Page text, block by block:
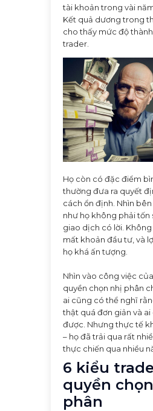
tài khoản trong vài
Kết quả dương trong
cho thấy mức độ
trader.
Họ còn có đặc điểm
thường đưa ra quyết
cách ổn định. Nhìn
như họ không phải tốn
giao dịch có lời.
mất khoản đầu tư, và
họ khá ấn tượng.
Nhìn vào công việc
quyền chọn nhị phân
ai cũng có thể nghĩ
thật quá đơn giản và
được. Nhưng thực tế
– họ đã trải qua rất
thực chiến qua nhiều
6 kiểu
quyền
phân